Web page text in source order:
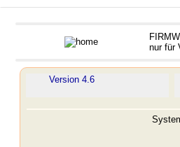
nur für
Version 4.6